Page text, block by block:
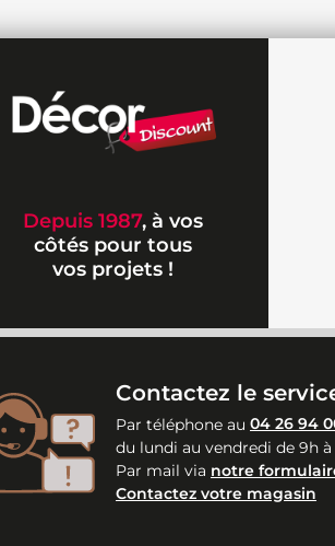
Depuis 1987, à vos
côtés pour tous
vos projets !
Contactez le
Par téléphone au 04 26 94
du lundi au vendredi de 9h à
Par mail via notre
Contactez votre magasin